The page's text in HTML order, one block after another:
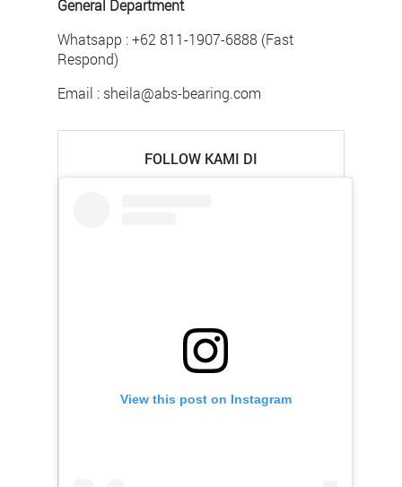
General Department
Whatsapp : +62 811-1907-6888 (Fast
Respond)
Email : sheila@abs-bearing.com
FOLLOW KAMI DI
View this post on Instagram